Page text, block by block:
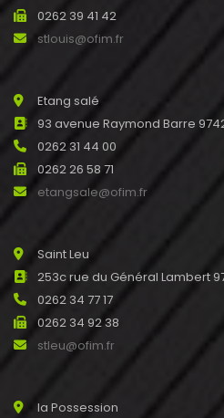
0262 39 41 42
stlouis@ofim.fr
Etang salé
93 avenue Raymond Barre
0262 31 44 00
0262 26 58 71
etangsale@ofim.fr
Saint Leu
253c rue du Général Lambert
0262 34 77 17
0262 34 92 38
stleu@ofim.fr
la Possession